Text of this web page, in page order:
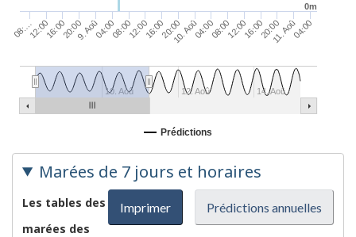
08:…12:0016:0020:009. Aoû04:0008:0012:0016:0020:0010. Aoû04:0008:0012:0016:0020:0011. Aoû04:00
10. Aoû 12. Aoû 14. Aoû
0m
Prédictions
Marées de 7 jours et horaires
Imprimer Prédictions annuelles
Les tables des
marées des